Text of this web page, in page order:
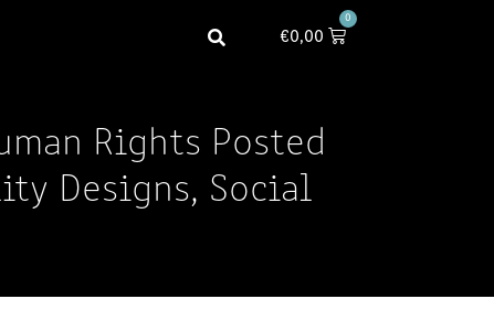
€0,00
0
Rights Posted
Designs, Social